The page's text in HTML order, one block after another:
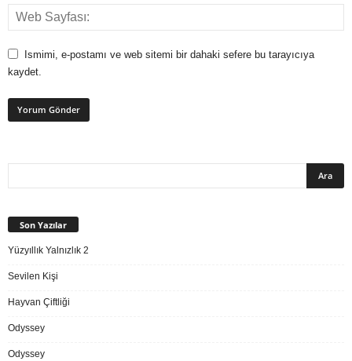
Ismimi, e-postamı ve web sitemi bir dahaki sefere bu tarayıcıya
kaydet.
Son Yazılar
Yüzyıllık Yalnızlık 2
Sevilen Kişi
Hayvan Çiftliği
Odyssey
Odyssey